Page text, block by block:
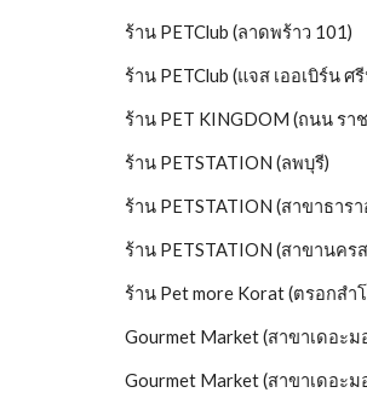
ร้าน PETClub (ลาดพร้าว 101)
ร้าน PETClub (แจส เออเบิร์น ศ
ร้าน PET KINGDOM (ถนน รา
ร้าน PETSTATION (ลพบุรี)
ร้าน PETSTATION (สาขาธาร
ร้าน PETSTATION (สาขานคร
ร้าน Pet more Korat (ตรอกสำ
Gourmet Market (สาขาเดอะม
Gourmet Market (สาขาเดอะม